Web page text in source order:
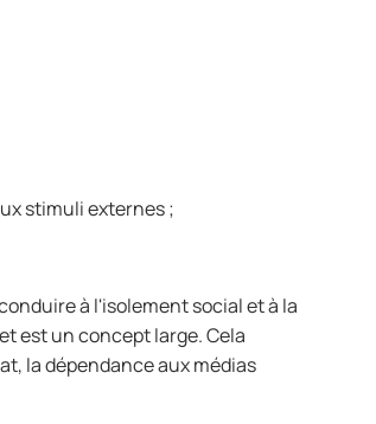
stimuli externes ;
à l'isolement social et à la
est un concept large. Cela
la dépendance aux médias